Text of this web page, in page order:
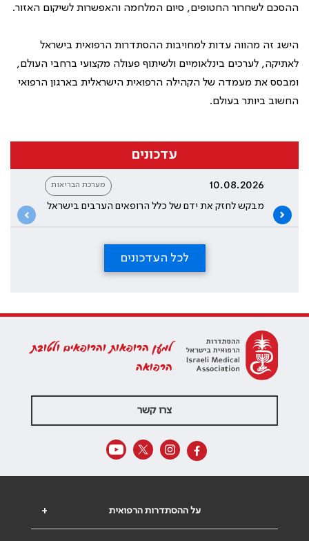
ההסכם לשחרור החטופים, סיום המלחמה והאפשרות לשיקום האזור.
הישג זה מהווה עדות למחויבות ההסתדרות הרפואית בישראל
לאתיקה, לערכים בינלאומיים ולשיתוף פעולה מקצועי ברחבי העולם,
ומבסס את מעמדה של הקהילה הרפואית הישראלית בארגון הרפואי
החשוב ביותר בעולם.
עדכונים
10.08.2026
מבקש לחזק את ידם של כלל הרופאים הערבים בישראל
מערכת הבריאות
לכל העדכונים
למען הרופאות והרופאים ולטובת
הרפואה
צרו קשר
+ על ההסתדרות הרפואית